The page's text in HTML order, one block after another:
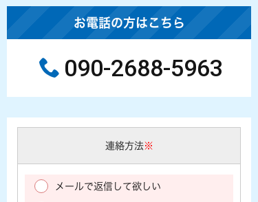
お電話の方はこちら
090-2688-5963
連絡方法※
メールで返信して欲しい